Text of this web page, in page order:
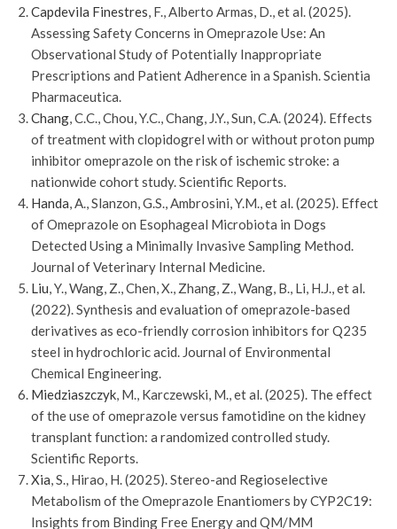
Capdevila Finestres, F., Alberto Armas, D., et al. (2025).
Assessing Safety Concerns in Omeprazole Use: An
Observational Study of Potentially Inappropriate
Prescriptions and Patient Adherence in a Spanish. Scientia
Pharmaceutica.
Chang, C.C., Chou, Y.C., Chang, J.Y., Sun, C.A. (2024). Effects
of treatment with clopidogrel with or without proton pump
inhibitor omeprazole on the risk of ischemic stroke: a
nationwide cohort study. Scientific Reports.
Handa, A., Slanzon, G.S., Ambrosini, Y.M., et al. (2025). Effect
of Omeprazole on Esophageal Microbiota in Dogs
Detected Using a Minimally Invasive Sampling Method.
Journal of Veterinary Internal Medicine.
Liu, Y., Wang, Z., Chen, X., Zhang, Z., Wang, B., Li, H.J., et al.
(2022). Synthesis and evaluation of omeprazole-based
derivatives as eco-friendly corrosion inhibitors for Q235
steel in hydrochloric acid. Journal of Environmental
Chemical Engineering.
Miedziaszczyk, M., Karczewski, M., et al. (2025). The effect
of the use of omeprazole versus famotidine on the kidney
transplant function: a randomized controlled study.
Scientific Reports.
Xia, S., Hirao, H. (2025). Stereo-and Regioselective
Metabolism of the Omeprazole Enantiomers by CYP2C19:
Insights from Binding Free Energy and QM/MM